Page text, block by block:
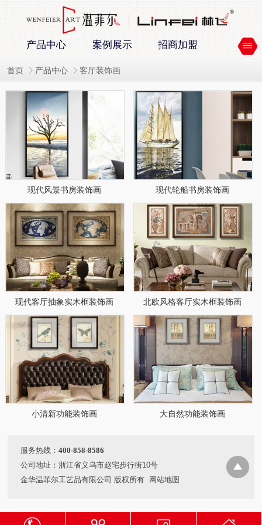
产品中心 案例展示 招商加盟
首页 产品中心 客厅装饰画
现代风景书房装饰画 现代轮船书房装饰画
现代客厅抽象实木框装饰画 北欧风格客厅实木框装饰画
小清新功能装饰画 大自然功能装饰画
服务热线： 400-858-8586
公司地址：浙江省义乌市赵宅步行街10号
金华温菲尔工艺品有限公司 版权所有
网站地图